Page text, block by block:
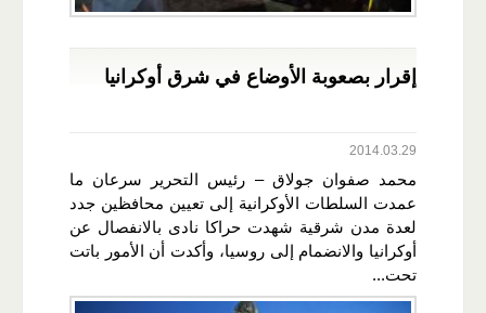
إقرار بصعوبة الأوضاع في شرق أوكرانيا
2014.03.29
محمد صفوان جولاق – رئيس التحرير سرعان ما
عمدت السلطات الأوكرانية إلى تعيين محافظين جدد
لعدة مدن شرقية شهدت حراكا نادى بالانفصال عن
أوكرانيا والانضمام إلى روسيا، وأكدت أن الأمور باتت
تحت...